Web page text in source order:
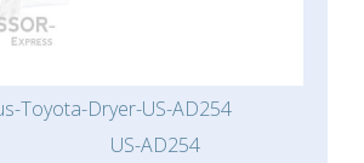
Toyota-Dryer-US-AD254
US-AD254